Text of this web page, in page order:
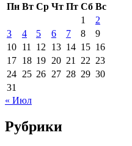
Пн Вт Ср Чт Пт Сб Вс
1
2
3
4 5 6 7 8
9
10 11 12 13 14 15 16
17 18 19 20 21 22 23
24 25 26 27 28 29 30
31
« Июл
Рубрики